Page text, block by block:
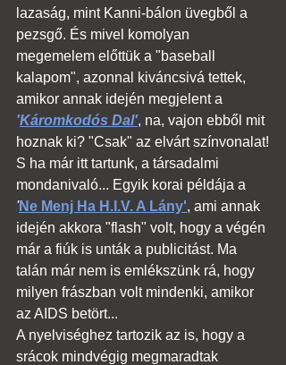
lazaság, mint Kanni-bálon üvegből a
pezsgő. És mivel komolyan
megemelem előttük a "baseball
kalapom", azonnal kiváncsivá tettek,
amikor annak idején megjelent a
'Káromkodós Dal', na, vajon ebből mit
hoznak ki? "Csak" az elvárt színvonalat!
S ha már itt tartunk, a társadalmi
mondanivaló... Egyik korai példája a
'Ne Menj Ha H.I.V. A Lány', ami annak
idején akkora "flash" volt, hogy a végén
már a fiúk is unták a publicitást. Ma
talán már nem is emlékszünk rá, hogy
milyen frászban volt mindenki, amikor
az AIDS betört...
A nyelviséghez tartozik az is, hogy a
srácok mindvégig megmaradtak